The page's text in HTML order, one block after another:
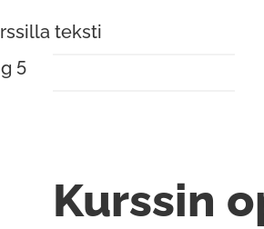
teksti
5
Kurssin